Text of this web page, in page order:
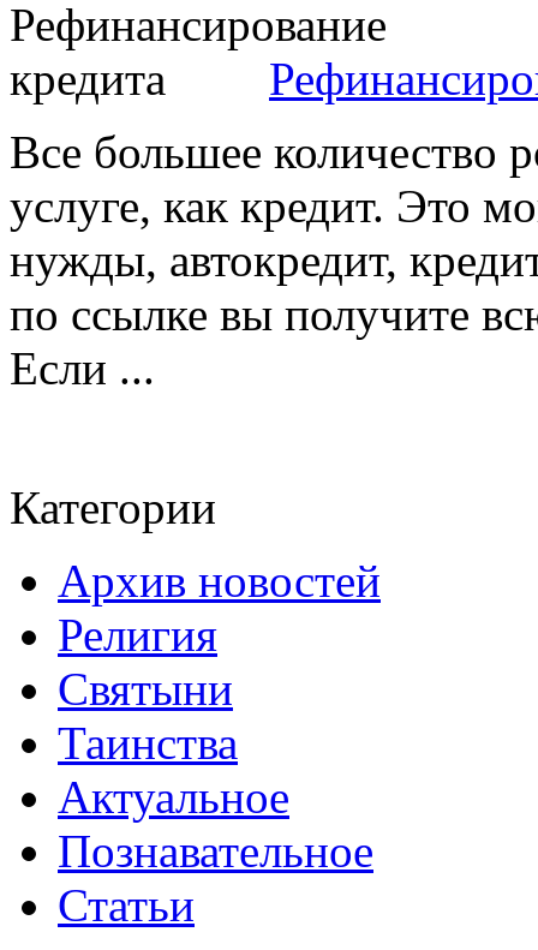
Все большее количество
услуге, как кредит. Это
нужды, автокредит,
по ссылке вы получите
Если ...
Категории
Архив новостей
Религия
Святыни
Таинства
Актуальное
Познавательное
Статьи